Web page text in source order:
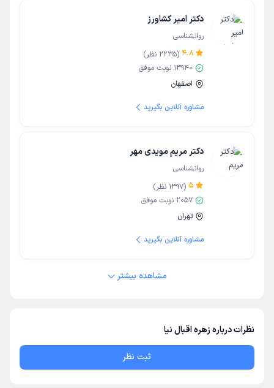
دکتر امیر کشاورز
روانشناسی
4.8
(
2235 نظر)
13940 نوبت موفق
اصفهان
مشاوره آنلاین بگیرید
دکتر مریم مویدی مهر
روانشناسی
5
(
1397 نظر)
2057 نوبت موفق
تهران
مشاوره آنلاین بگیرید
مشاهده بیشتر
نظرات درباره زهره اقبال نیا
ثبت نظر